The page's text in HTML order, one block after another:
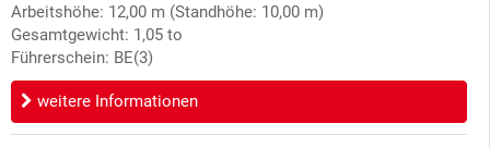
Arbeitshöhe: 12,00 m (Standhöhe: 10,00 m)
Gesamtgewicht: 1,05 to
Führerschein: BE(3)
weitere Informationen